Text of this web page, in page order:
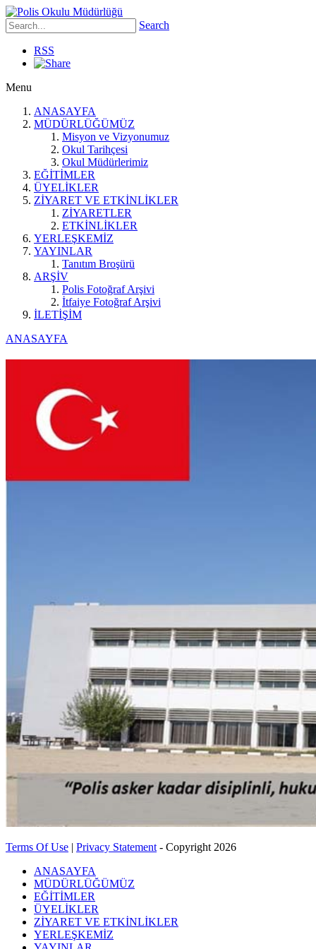
Search
RSS
Menu
ANASAYFA
MÜDÜRLÜĞÜMÜZ
Misyon ve Vizyonumuz
Okul Tarihçesi
Okul Müdürlerimiz
EĞİTİMLER
ÜYELİKLER
ZİYARET VE ETKİNLİKLER
ZİYARETLER
ETKİNLİKLER
YERLEŞKEMİZ
YAYINLAR
Tanıtım Broşürü
ARŞİV
Polis Fotoğraf Arşivi
İtfaiye Fotoğraf Arşivi
İLETİŞİM
ANASAYFA
Terms Of Use | Privacy Statement - Copyright 2026
ANASAYFA
MÜDÜRLÜĞÜMÜZ
EĞİTİMLER
ÜYELİKLER
ZİYARET VE ETKİNLİKLER
YERLEŞKEMİZ